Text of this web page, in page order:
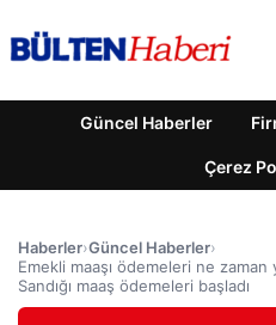
Güncel Haberler
Çerez
Haberler›Güncel Haberler›
Emekli maaşı ödemeleri ne zaman
Sandığı maaş ödemeleri başladı